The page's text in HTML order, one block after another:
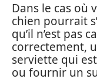
Dans le cas où
chien pourrait
qu’il n’est pas
correctement,
serviette qui
ou fournir un